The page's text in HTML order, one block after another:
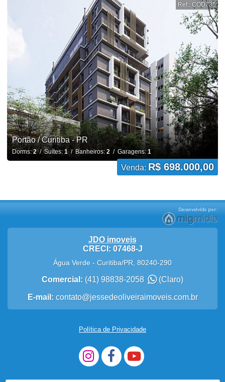
Ref.: COD735
Portão / Curitiba - PR
Dorms:2/ Suítes: 1/ Banheiros:2/ Garagens: 1
Venda: R$ 698.000,00
JDO imoveis
CRECI: 07468-J
Água Verde - Curitiba/PR 80240-290
Comercial: (41) 98838-2058 (Claro)
E-mail: contato@jessedeoliveiraimoveis.com.br
Política de Privacidade